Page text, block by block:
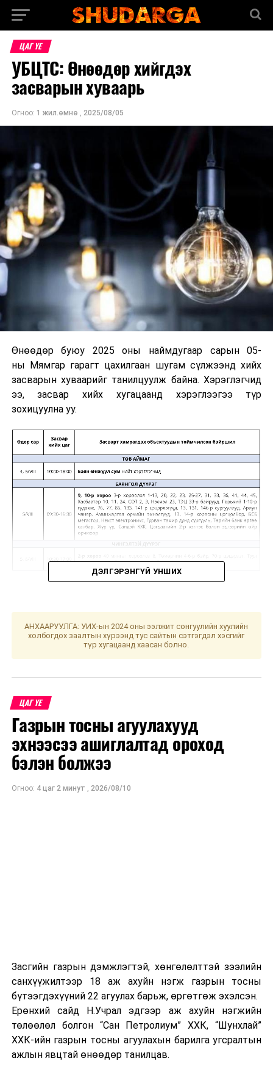
ЦАГ ҮЕ
УБЦТС: Өнөөдөр хийгдэх
засварын хуваарь
Огноо: 1 жил.өмнө , 2025/08/05
Өнөөдөр буюу 2025 оны наймдугаар сарын 05-
ны Мямгар гарагт цахилгаан шугам сүлжээнд хийх
засварын хуваарийг танилцуулж байна. Хэрэглэгчид
ээ, засвар хийх хугацаанд хэрэглээгээ түр
зохицуулна уу.
хуваарьт өөрчлөлт орвол, гэрээт бүртгэлтэй утасны
дугаарт мэдээлэл хүргэх болно. Засварын ажлыг
тухайн тоноглолоос хүчдэлээс бүрэн чөлөөлсний
УНШСАН:
ДАРААХ МЭДЭЭ
Улаанбаатарт өдөртөө 23 хэм дулаан
ӨМНӨХ МЭДЭЭ
АНУ-д оршин суугаа монгол иргэдийн анхааралд!
ДЭЛГЭРЭНГҮЙ УНШИХ
АНХААРУУЛГА: УИХ-ын 2024 оны ээлжит сонгуулийн хуулийн
холбогдох заалтын хүрээнд тус сайтын сэтгэгдэл хэсгийг
түр хугацаанд хаасан болно.
ЦАГ ҮЕ
Газрын тосны агуулахууд
эхнээсээ ашиглалтад ороход
бэлэн болжээ
Огноо: 4 цаг 2 минут , 2026/08/10
Засгийн газрын дэмжлэгтэй, хөнгөлөлттэй зээлийн
санхүүжилтээр 18 аж ахуйн нэгж газрын тосны
бүтээгдэхүүний 22 агуулах барьж, өргөтгөж эхэлсэн.
Ерөнхий сайд Н.Учрал эдгээр аж ахуйн нэгжийн
төлөөлөл болгон “Сан Петролиум” ХХК, “Шунхлай”
ХХК-ийн газрын тосны агуулахын барилга угсралтын
ажлын явцтай өнөөдөр танилцав.